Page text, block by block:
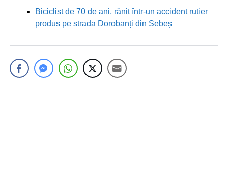
Biciclist de 70 de ani, rănit într-un accident rutier
produs pe strada Dorobanți din Sebeș